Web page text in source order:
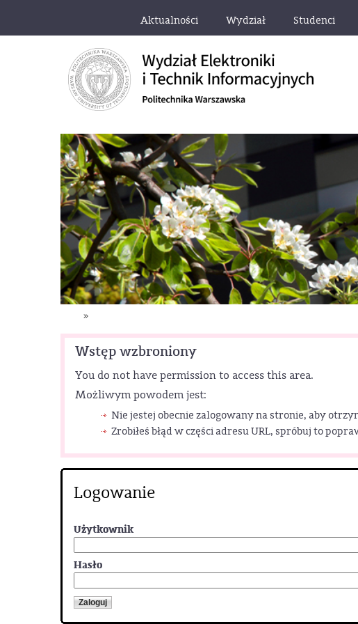
Aktualności Wydział Studenci
»
Wstęp wzbroniony
You do not have permission to access this area.
Możliwym powodem jest:
Nie jestej obecnie zalogowany na stronie, aby
Zrobiłeś błąd w części adresu URL, spróbuj to
Logowanie
Użytkownik
Hasło